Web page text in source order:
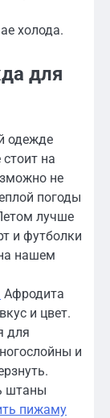
холода.
для
одежде
на
не
погоды
лучше
и футболки
нашем
Афродита
и цвет.
для
и
штаны
пижаму